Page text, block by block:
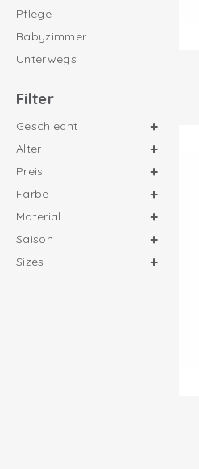
Pflege
Babyzimmer
Unterwegs
Filter
Geschlecht
Alter
Preis
Farbe
Material
Saison
Sizes